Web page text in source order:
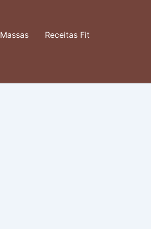
Massas Receitas Fit